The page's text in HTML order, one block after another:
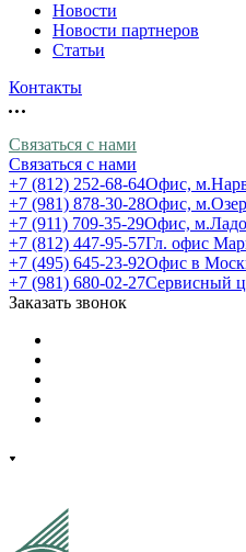
Новости
Новости партнеров
Статьи
Контакты
Связаться с нами
Связаться с нами
+7 (812) 252-68-64Офис,
+7 (981) 878-30-28Офис,
+7 (911) 709-35-29Офис,
+7 (812) 447-95-57Гл. офис
+7 (495) 645-23-92Офис в
+7 (981) 680-02-27Сервисный
Заказать звонок